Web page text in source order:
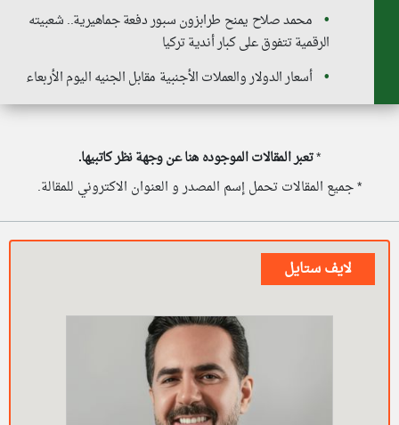
محمد صلاح يمنح طرابزون سبور دفعة جماهيرية.. شعبيته
الرقمية تتفوق على كبار أندية تركيا
أسعار الدولار والعملات الأجنبية مقابل الجنيه اليوم الأربعاء
*تعبر المقالات الموجوده هنا عن وجهة نظر كاتبيها.
* جميع المقالات تحمل إسم المصدر و العنوان الاكتروني للمقالة.
لايف ستايل